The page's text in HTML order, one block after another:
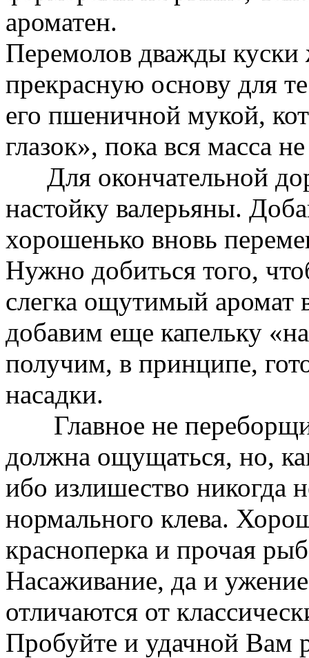
ароматен.
Перемолов дважды
прекрасную основу для
его пшеничной мукой,
глазок», пока вся масса
Для окончательной
настойку валерьяны.
хорошенько вновь
Нужно добиться того,
слегка ощутимый аромат
добавим еще капельку
получим, в принципе,
насадки.
Главное не
должна ощущаться, но,
ибо излишество никогда
нормального клева.
красноперка и прочая
Насаживание, да и
отличаются от
Пробуйте и удачной Вам